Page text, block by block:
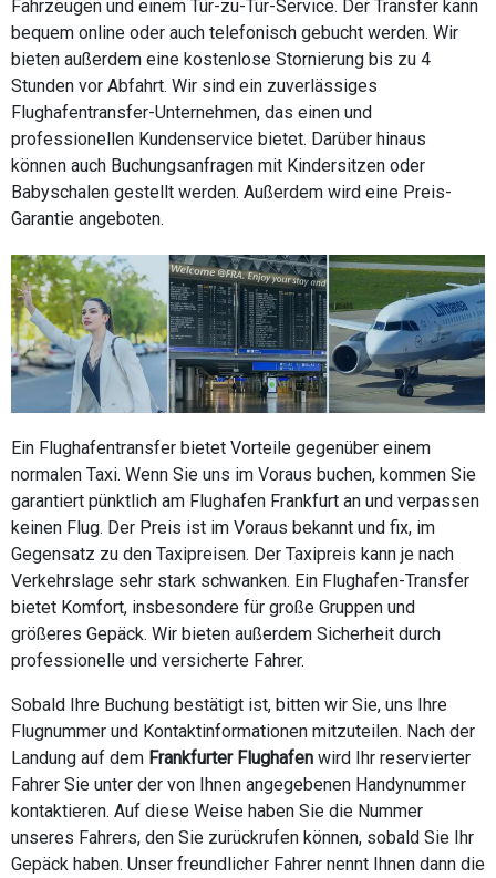
Fahrzeugen und einem Tür-zu-Tür-Service. Der Transfer kann
bequem online oder auch telefonisch gebucht werden. Wir
bieten außerdem eine kostenlose Stornierung bis zu 4
Stunden vor Abfahrt. Wir sind ein zuverlässiges
Flughafentransfer-Unternehmen, das einen und
professionellen Kundenservice bietet. Darüber hinaus
können auch Buchungsanfragen mit Kindersitzen oder
Babyschalen gestellt werden. Außerdem wird eine Preis-
Garantie angeboten.
Ein Flughafentransfer bietet Vorteile gegenüber einem
normalen Taxi. Wenn Sie uns im Voraus buchen, kommen Sie
garantiert pünktlich am Flughafen Frankfurt an und verpassen
keinen Flug. Der Preis ist im Voraus bekannt und fix, im
Gegensatz zu den Taxipreisen. Der Taxipreis kann je nach
Verkehrslage sehr stark schwanken. Ein Flughafen-Transfer
bietet Komfort, insbesondere für große Gruppen und
größeres Gepäck. Wir bieten außerdem Sicherheit durch
professionelle und versicherte Fahrer.
Sobald Ihre Buchung bestätigt ist, bitten wir Sie, uns Ihre
Flugnummer und Kontaktinformationen mitzuteilen. Nach der
Landung auf dem Frankfurter Flughafen wird Ihr reservierter
Fahrer Sie unter der von Ihnen angegebenen Handynummer
kontaktieren. Auf diese Weise haben Sie die Nummer
unseres Fahrers, den Sie zurückrufen können, sobald Sie Ihr
Gepäck haben. Unser freundlicher Fahrer nennt Ihnen dann die